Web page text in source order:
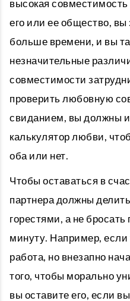
высокая
его или ее общество, вы
больше времени, и вы
незначительные
совместимости
проверить любовную
свиданием, вы должны
калькулятор любви,
оба или нет.
Чтобы оставаться в
партнера должны
горестями, а не
минуту. Например, если
работа, но внезапно
того, чтобы морально
вы оставите его, если